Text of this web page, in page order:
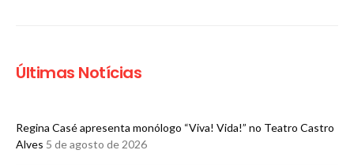
Últimas Notícias
Regina Casé apresenta monólogo “Viva! Vida!” no Teatro Castro
Alves 5 de agosto de 2026